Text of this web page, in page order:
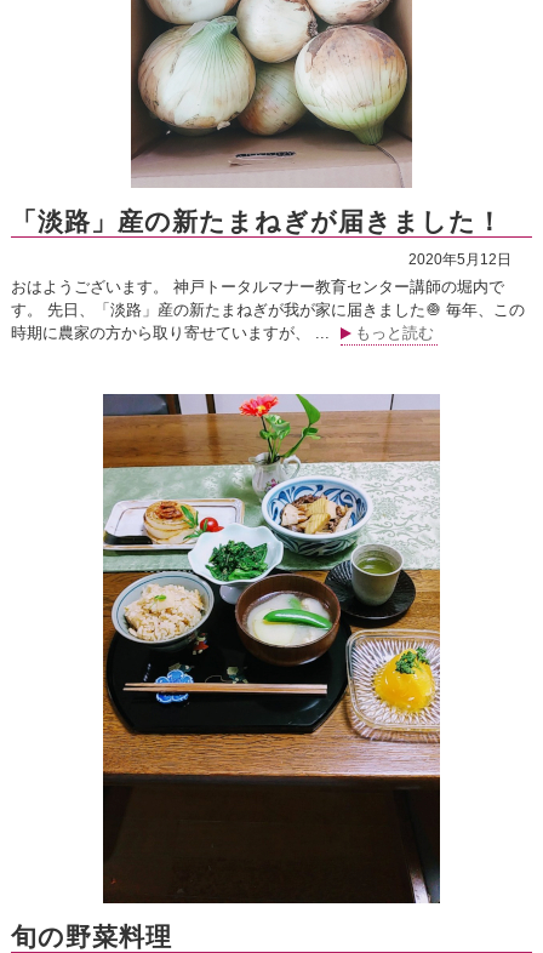
「淡路」産の新たまねぎが届きました！
2020年5月12日
おはようございます。 神戸トータルマナー教育センター講師の堀内で
す。 先日、「淡路」産の新たまねぎが我が家に届きました🧅 毎年、この
時期に農家の方から取り寄せていますが、 ...
もっと読む
旬の野菜料理